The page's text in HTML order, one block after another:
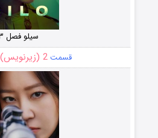
سیلو فصل ۳
قسمت2 (زیرنویس)